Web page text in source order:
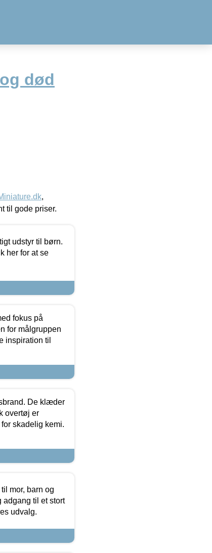
død
,
til gode priser.
udstyr til børn.
her for at se
fokus på
for målgruppen
inspiration til
De klæder
overtøj er
skadelig kemi.
mor, barn og
adgang til et stort
udvalg.